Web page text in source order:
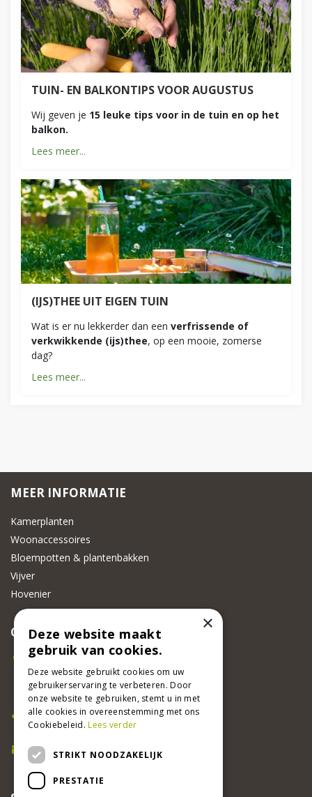
TUIN- EN BALKONTIPS VOOR AUGUSTUS
Wij geven je 15 leuke tips voor in de tuin en op het
balkon.
Lees meer...
(IJS)THEE UIT EIGEN TUIN
Wat is er nu lekkerder dan een verfrissende of
verkwikkende (ijs)thee, op een mooie, zomerse
dag?
Lees meer...
MEER INFORMATIE
Kamerplanten
Woonaccessoires
Bloempotten & plantenbakken
Vijver
Hovenier
CONTACT
Beeker Tuincentrum
Adsteeg 31
6191 PW Beek
Bel ons
046 437 2881
E-mail
info@beekertuincentrum.nl
×
Deze website maakt
gebruik van cookies.
Deze website gebruikt cookies om uw
gebruikerservaring te verbeteren. Door
onze website te gebruiken, stemt u in met
alle cookies in overeenstemming met ons
Cookiebeleid.Lees verder
STRIKT NOODZAKELIJK
PRESTATIE